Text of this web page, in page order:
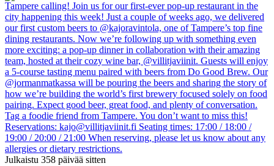
Tampere calling! Join us for our first-ever pop-up restaurant in the
city happening this week! Just a couple of weeks ago, we delivered
our first custom beers to @kajoravintola, one of Tampere’s top fine
dining restaurants. Now we’re following up with something even
more exciting: a pop-up dinner in collaboration with their amazing
team, hosted at their cozy wine bar, @villitjaviinit. Guests will enjoy
a 5-course tasting menu paired with beers from Do Good Brew. Our
@jormanmatkassa will be pouring the beers and sharing the story of
how we’re building the world’s first brewery focused solely on food
pairing. Expect good beer, great food, and plenty of conversation.
Tag a foodie friend from Tampere. You don’t want to miss this!
Reservations: kajo@villitjaviinit.fi Seating times: 17:00 / 18:00 /
19:00 / 20:00 / 21:00 When reserving, please let us know about any
allergies or dietary restrictions.
Julkaistu 358 päivää sitten